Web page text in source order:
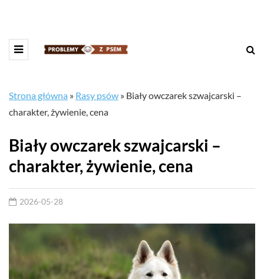
Strona główna » Rasy psów » Biały owczarek szwajcarski –
charakter, żywienie, cena
Biały owczarek szwajcarski –
charakter, żywienie, cena
2026-05-28